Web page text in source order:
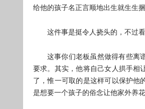
给他的孩子名正言顺地出生就生生
这件事是挺令人挠头的，不过
这事你们老板虽然做得有些离
要求。其实，他将自己女人拱手相
了，惟一可取的是这样可以保护他
是想要一个孩子的俗念让他家外养花